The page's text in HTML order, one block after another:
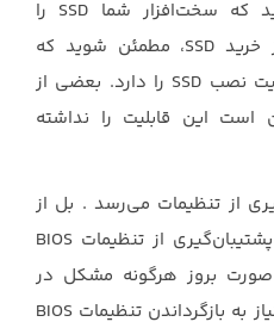
ابتدا اطمینان حاصل کنید که سخت‌افزار شما SSD را
پشتیبانی می‌کند. قبل از خرید SSD، مطمئن شوید که
سخت‌افزار سرور شما قابلیت نصب SSD را دارد. بعضی از
این قابلیت را نداشته
از تنظیمات می‌رسد . بل از
شروع فرایند نصب، حتماً پشتیبان‌گیری از تنظیمات BIOS
بروز هرگونه مشکل در
فرایند نصب، ممکن است نیاز به بازگرداندن تنظیمات BIOS